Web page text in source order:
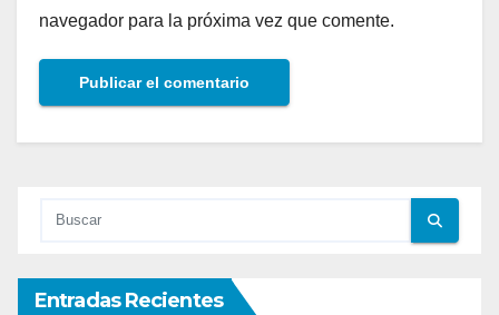
navegador para la próxima vez que comente.
Entradas Recientes